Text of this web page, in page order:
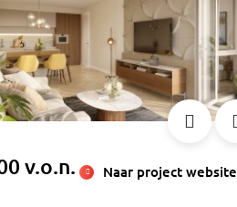
v.o.n. Naar project website